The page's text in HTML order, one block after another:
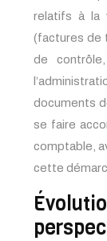
relatifs à la
(factures de
de
documents
se faire
comptable,
cette